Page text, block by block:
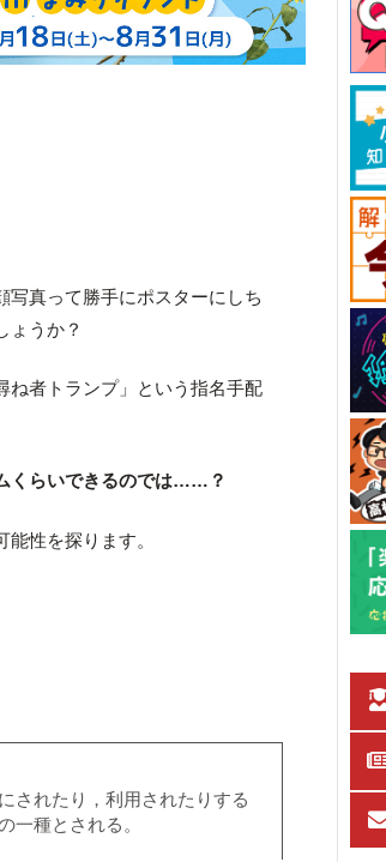
写真って勝手にポスターにしち
ょうか？
ね者トランプ」という指名手配
くらいできるのでは……？
性を探ります。
されたり，利用されたりする
一種とされる。